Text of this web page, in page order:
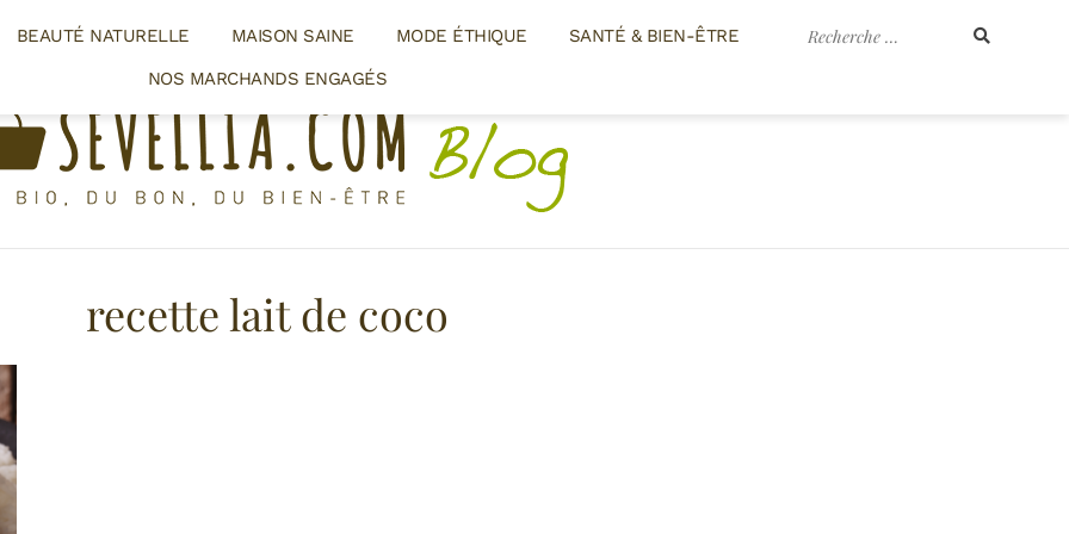
Recherche
BEAUTÉ NATURELLE MAISON SAINE MODE ÉTHIQUE
SANTÉ & BIEN-ÊTRE
NOS MARCHANDS ENGAGÉS
recette lait de coco